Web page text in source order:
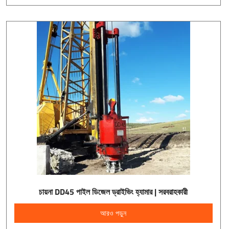
চায়না DD45 পাইল ডিজেল ড্রাইভিং হ্যামার | সরবরাহকারী
আরও পড়ুন